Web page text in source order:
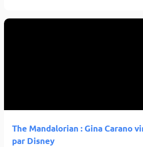
The Mandalorian : Gina Carano
par Disney